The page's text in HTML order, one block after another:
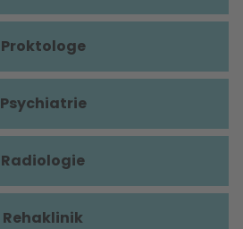
Proktologe
Psychiatrie
Radiologie
Rehaklinik